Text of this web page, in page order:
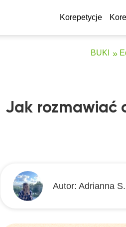
Korepetycje
BUKI
Jak rozmawiać
Autor: Adrianna S.